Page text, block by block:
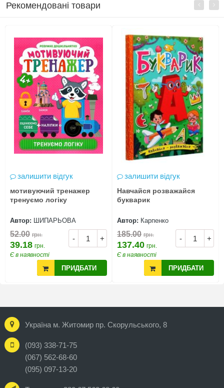
Рекомендовані товари
залишити відгук
мотивуючий тренажер
тренуємо логіку
Автор: ШИПАРЬОВА
- +
52.00 грн.
39.18 грн.
Є в наявності
ПРИДБАТИ
залишити відгук
Навчайся розважайся
букварик
Автор: Карпенко
- +
185.00 грн.
137.40 грн.
Є в наявності
ПРИДБАТИ
Україна м. Житомир пр. Скорульського, 8
(093) 338-71-75
(067) 562-68-60
(095) 097-13-20